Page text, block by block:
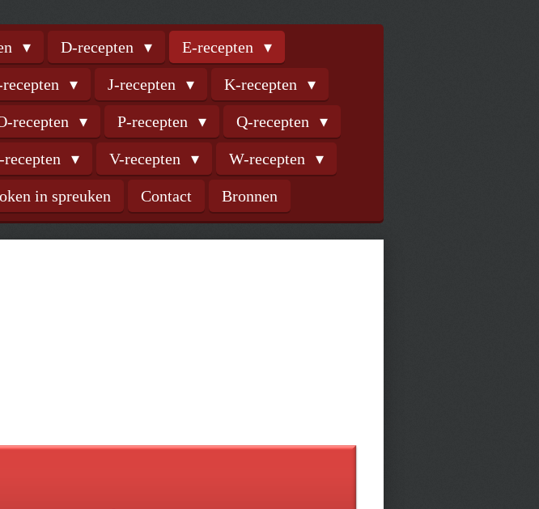
D-recepten E-recepten
J-recepten K-recepten
recepten P-recepten Q-recepten
recepten V-recepten W-recepten
in spreuken Contact Bronnen